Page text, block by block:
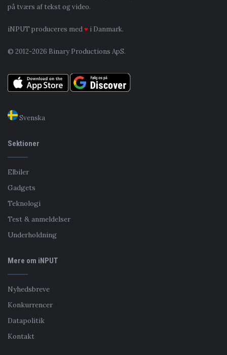
på tværs af tekst og video.
iNPUT produceres med♥ i Danmark.
© 2012-2026 Binary Productions ApS.
Svenska
Sektioner
Elbiler
Gadgets
Teknologi
Test & anmeldelser
Underholdning
Mere om iNPUT
Nyhedsbreve
Konkurrencer
Datapolitik
Kontakt